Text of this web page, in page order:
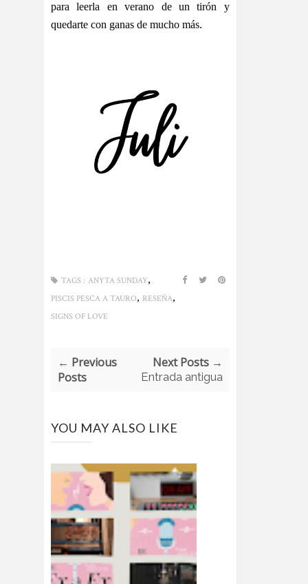
para leerla en verano de un tirón y
quedarte con ganas de mucho más.
TAGS : ANYTA SUNDAY,
PISCIS PESCA A TAURO, RESEÑA,
SIGNS OF LOVE
← Previous
Posts
Next Posts →
Entrada antigua
YOU MAY ALSO LIKE